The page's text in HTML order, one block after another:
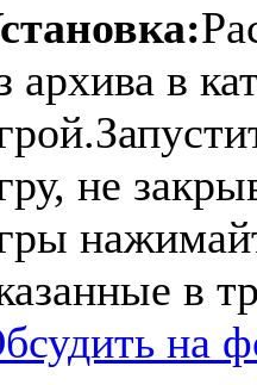
архива в
не
в
на